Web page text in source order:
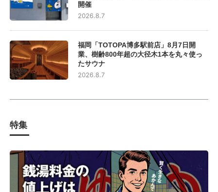
開催
2026.8.7
福岡「TOTOPA博多駅前店」8月7日開
業、樹齢800年超の大径木1本を丸々使っ
たサウナ
2026.8.7
特集